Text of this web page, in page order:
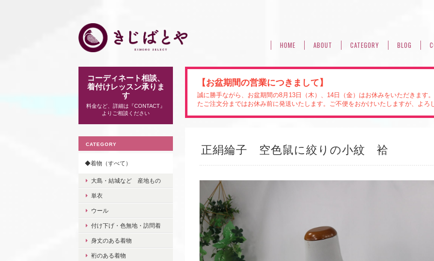
HOME ABOUT CATEGORY BLOG
【お盆期間の営業につきまして】
誠に勝手ながら、お盆期間の8月13日（木）、14日（金）はお休みをいただきます
たご注文分まではお休み前に発送いたします。ご不便をおかけいたしますが、よろ
正絹綸子 空色鼠に絞りの小紋 袷
コーディネート相談、
着付けレッスン承りま
す
料金など、詳細は『CONTACT』
よりご相談ください
CATEGORY
◆着物（すべて）
大島・結城など 産地もの
単衣
ウール
付け下げ・色無地・訪問着
身丈のある着物
裄のある着物